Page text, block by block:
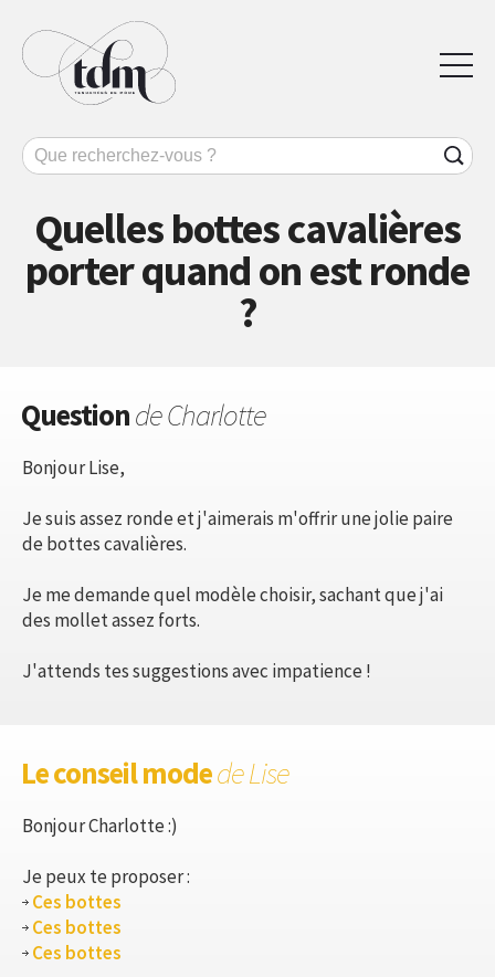
Quelles bottes cavalières
porter quand on est ronde
?
Questionde Charlotte
Bonjour Lise,
Je suis assez ronde et j'aimerais m'offrir une jolie paire
de bottes cavalières.
Je me demande quel modèle choisir, sachant que j'ai
des mollet assez forts.
J'attends tes suggestions avec impatience !
Le conseil modede Lise
Bonjour Charlotte :)
Je peux te proposer :
Ces bottes
Ces bottes
Ces bottes